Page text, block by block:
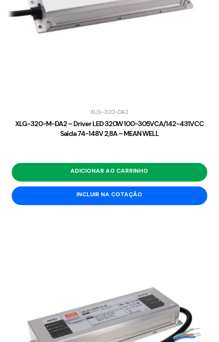
XLG-320-DA2
XLG-320-M-DA2 – Driver LED 320W 100-305VCA/142-431VCC
Saída 74-148V 2,8A – MEAN WELL
ADICIONAR AO CARRINHO
INCLUIR NA COTAÇÃO